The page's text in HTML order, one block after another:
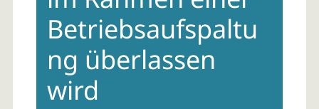
Betriebsaufspaltu
ng überlassen
wird